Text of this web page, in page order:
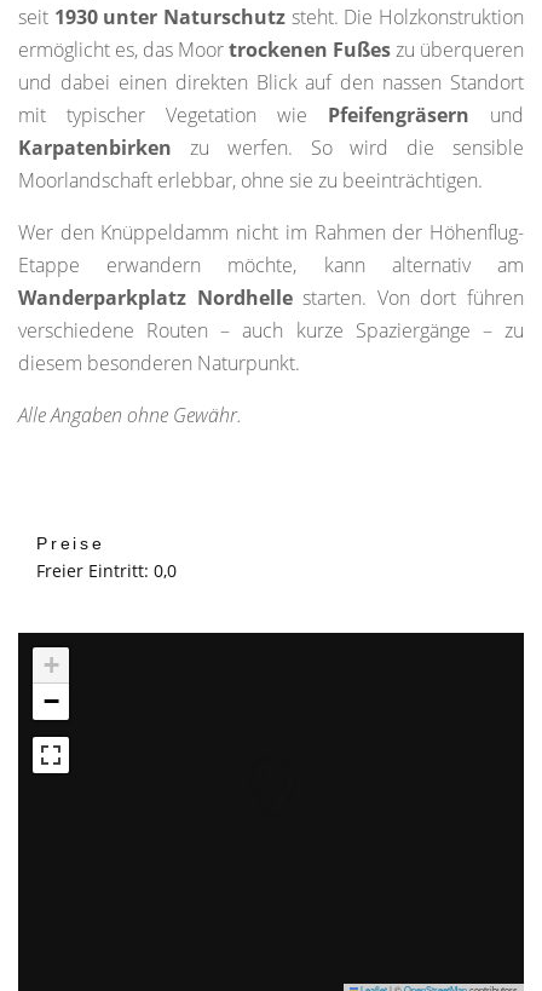
seit 1930 unter Naturschutz steht. Die Holzkonstruktion
ermöglicht es, das Moortrockenen Fußeszu überqueren
und dabei einen direkten Blick auf den nassen Standort
mit typischer Vegetation wie Pfeifengräsern und
Karpatenbirken zu werfen. So wird die sensible
Moorlandschaft erlebbar, ohne sie zu beeinträchtigen.
Wer den Knüppeldamm nicht im Rahmen der Höhenflug-
Etappe erwandern möchte, kann alternativ am
Wanderparkplatz Nordhellestarten. Von dort führen
verschiedene Routen – auch kurze Spaziergänge – zu
diesem besonderen Naturpunkt.
Alle Angaben ohne Gewähr.
Preise
Freier Eintritt: 0,0
+
−